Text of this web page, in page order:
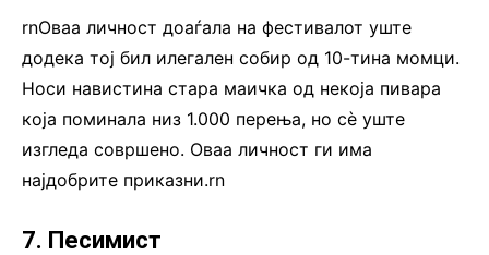
rnОваа личност доаѓала на фестивалот уште
додека тој бил илегален собир од 10-тина момци.
Носи навистина стара маичка од некоја пивара
која поминала низ 1.000 перења, но сè уште
изгледа совршено. Оваа личност ги има
најдобрите приказни.rn
7. Песимист